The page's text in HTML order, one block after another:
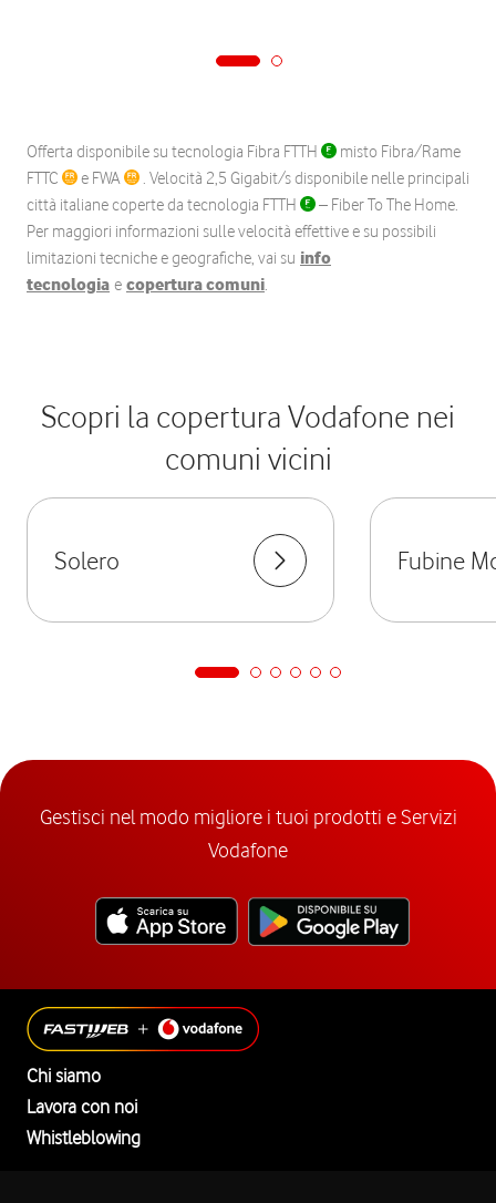
Offerta disponibile su tecnologia Fibra FTTH
misto Fibra/Rame
FTTC
e FWA
. Velocità 2,5 Gigabit/s disponibile nelle principali
città italiane coperte da tecnologia FTTH
– Fiber To The Home.
Per maggiori informazioni sulle velocità effettive e su possibili
limitazioni tecniche e geografiche, vai su info
tecnologia e copertura comuni.
Scopri la copertura Vodafone nei
comuni vicini
Solero Fubine
Gestisci nel modo migliore i tuoi prodotti e Servizi
Vodafone
Chi siamo
Lavora con noi
Whistleblowing